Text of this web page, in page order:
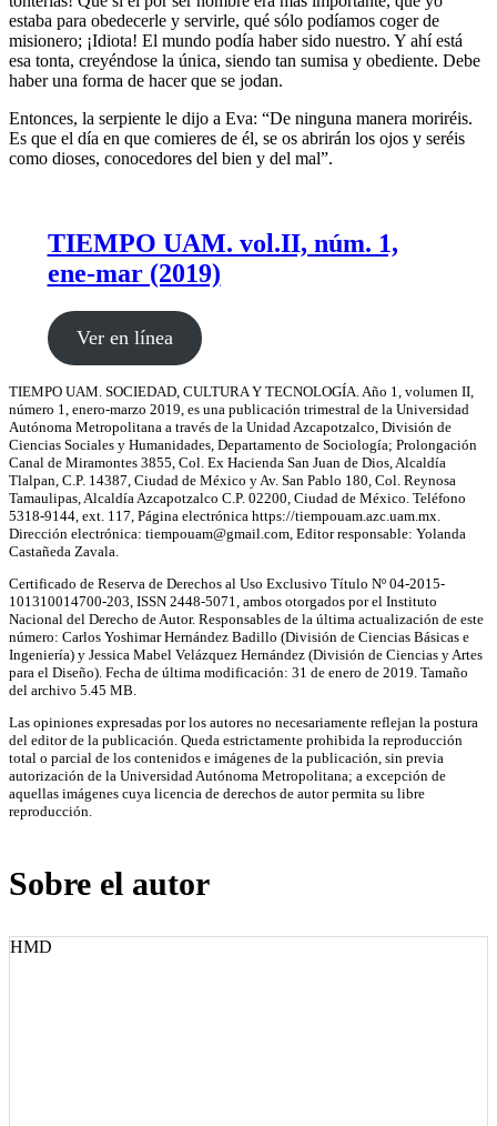
estaba para obedecerle y servirle, qué sólo podíamos coger de
misionero; ¡Idiota! El mundo podía haber sido nuestro. Y ahí está
esa tonta, creyéndose la única, siendo tan sumisa y obediente. Debe
haber una forma de hacer que se jodan.
Entonces, la serpiente le dijo a Eva: “De ninguna manera moriréis.
Es que el día en que comieres de él, se os abrirán los ojos y seréis
como dioses, conocedores del bien y del mal”.
TIEMPO UAM. vol.II, núm. 1,
ene-mar (2019)
Ver en línea
TIEMPO UAM. SOCIEDAD, CULTURA Y TECNOLOGÍA. Año 1, volumen II,
número 1, enero-marzo 2019, es una publicación trimestral de la Universidad
Autónoma Metropolitana a través de la Unidad Azcapotzalco, División de
Ciencias Sociales y Humanidades, Departamento de Sociología; Prolongación
Canal de Miramontes 3855, Col. Ex Hacienda San Juan de Dios, Alcaldía
Tlalpan, C.P. 14387, Ciudad de México y Av. San Pablo 180, Col. Reynosa
Tamaulipas, Alcaldía Azcapotzalco C.P. 02200, Ciudad de México. Teléfono
5318-9144, ext. 117, Página electrónica https://tiempouam.azc.uam.mx.
Dirección electrónica: tiempouam@gmail.com, Editor responsable: Yolanda
Castañeda Zavala.
Certificado de Reserva de Derechos al Uso Exclusivo Título Nº 04-2015-
101310014700-203, ISSN 2448-5071, ambos otorgados por el Instituto
Nacional del Derecho de Autor. Responsables de la última actualización de este
número: Carlos Yoshimar Hernández Badillo (División de Ciencias Básicas e
Ingeniería) y Jessica Mabel Velázquez Hernández (División de Ciencias y Artes
para el Diseño). Fecha de última modificación: 31 de enero de 2019. Tamaño
del archivo 5.45 MB.
Las opiniones expresadas por los autores no necesariamente reflejan la postura
del editor de la publicación. Queda estrictamente prohibida la reproducción
total o parcial de los contenidos e imágenes de la publicación, sin previa
autorización de la Universidad Autónoma Metropolitana; a excepción de
aquellas imágenes cuya licencia de derechos de autor permita su libre
reproducción.
Sobre el autor
HMD